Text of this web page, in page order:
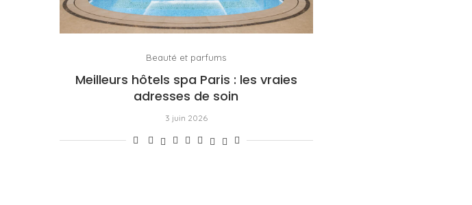
Beauté et parfums
Meilleurs hôtels spa Paris : les vraies
adresses de soin
3 juin 2026